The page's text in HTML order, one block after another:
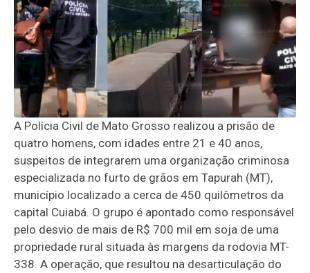
A Polícia Civil de Mato Grosso realizou a prisão de
quatro homens, com idades entre 21 e 40 anos,
suspeitos de integrarem uma organização criminosa
especializada no furto de grãos em Tapurah (MT),
município localizado a cerca de 450 quilômetros da
capital Cuiabá. O grupo é apontado como responsável
pelo desvio de mais de R$ 700 mil em soja de uma
propriedade rural situada às margens da rodovia MT-
338. A operação, que resultou na desarticulação do